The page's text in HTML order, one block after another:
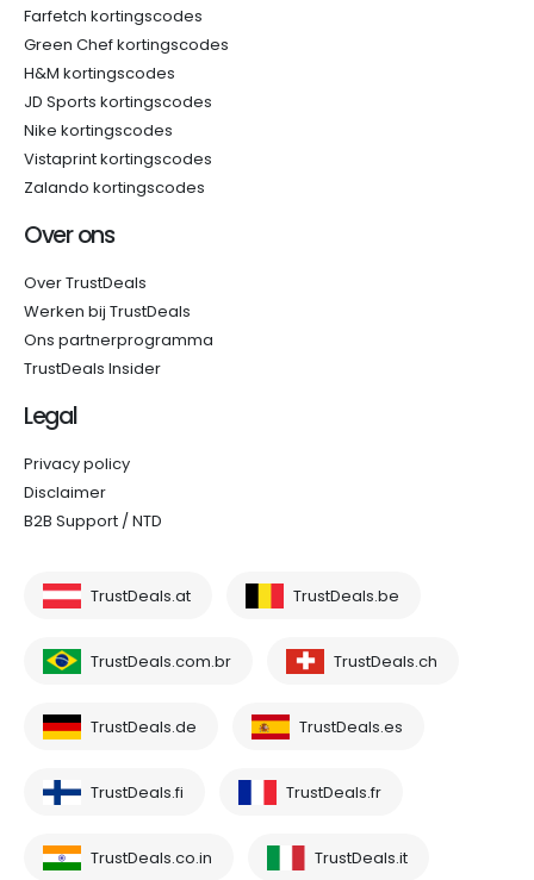
Farfetch kortingscodes
Green Chef kortingscodes
H&M kortingscodes
JD Sports kortingscodes
Nike kortingscodes
Vistaprint kortingscodes
Zalando kortingscodes
Over ons
Over TrustDeals
Werken bij TrustDeals
Ons partnerprogramma
TrustDeals Insider
Legal
Privacy policy
Disclaimer
B2B Support / NTD
TrustDeals.at TrustDeals.be
TrustDeals.com.br TrustDeals.ch
TrustDeals.de TrustDeals.es
TrustDeals.fi TrustDeals.fr
TrustDeals.co.in TrustDeals.it